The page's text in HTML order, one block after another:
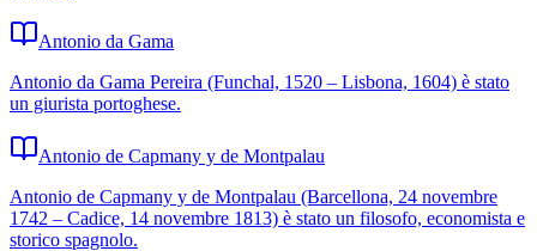
Antonio da Gama
Antonio da Gama Pereira (Funchal, 1520 – Lisbona, 1604) è stato
un giurista portoghese.
Antonio de Capmany y de Montpalau
Antonio de Capmany y de Montpalau (Barcellona, 24 novembre
1742 – Cadice, 14 novembre 1813) è stato un filosofo, economista e
storico spagnolo.